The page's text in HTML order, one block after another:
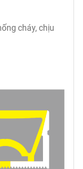
cháy, chịu